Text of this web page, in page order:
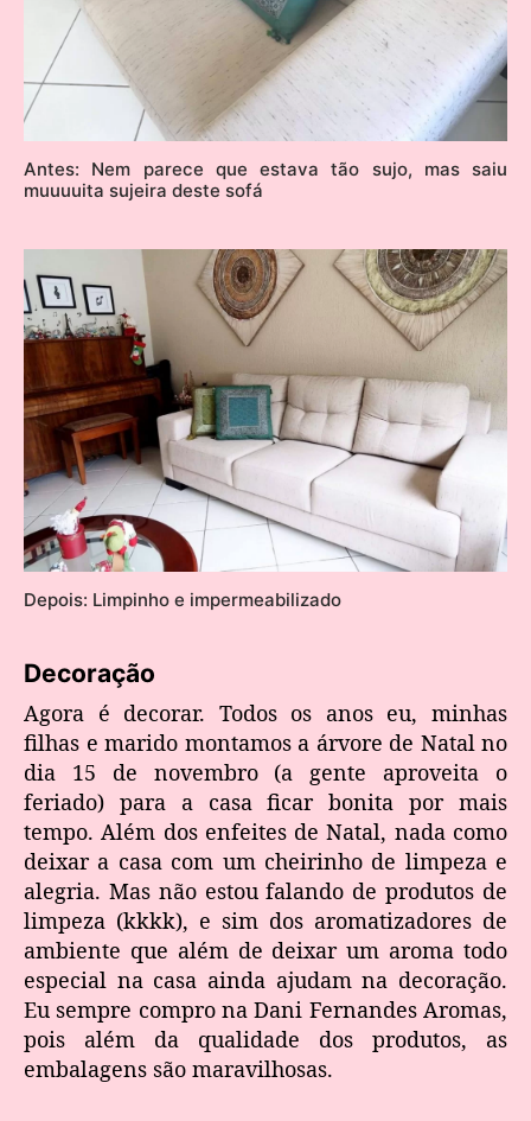
Antes: Nem parece que estava tão sujo, mas saiu
muuuuita sujeira deste sofá
Depois: Limpinho e impermeabilizado
Decoração
Agora é decorar. Todos os anos eu, minhas
filhas e marido montamos a árvore de Natal no
dia 15 de novembro (a gente aproveita o
feriado) para a casa ficar bonita por mais
tempo. Além dos enfeites de Natal, nada como
deixar a casa com um cheirinho de limpeza e
alegria. Mas não estou falando de produtos de
limpeza (kkkk), e sim dos aromatizadores de
ambiente que além de deixar um aroma todo
especial na casa ainda ajudam na decoração.
Eu sempre compro na Dani Fernandes Aromas,
pois além da qualidade dos produtos, as
embalagens são maravilhosas.